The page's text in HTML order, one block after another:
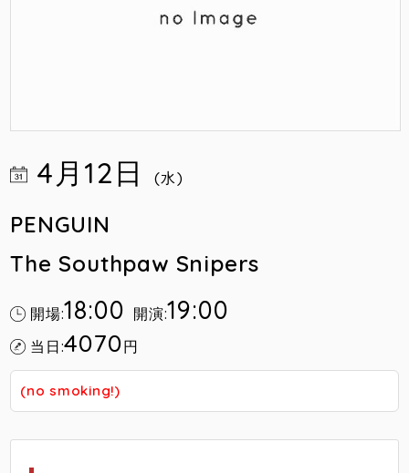
4月12日 (水)
PENGUIN
The Southpaw Snipers
開場:18:00 開演:19:00
当日:4070円
(no smoking!)